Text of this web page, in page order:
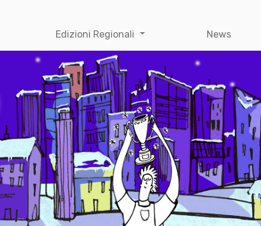
Edizioni Regionali News